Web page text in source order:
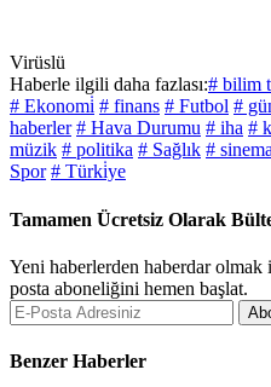
Virüslü
Haberle ilgili daha fazlası:# bilim
# Ekonomi̇ # finans # Futbol #
haberler # Hava Durumu # iha #
müzik # politika # Sağlık # sinema
Spor # Türki̇ye
Tamamen Ücretsiz Olarak
Yeni haberlerden haberdar olmak
posta aboneliğini hemen başlat.
Benzer Haberler